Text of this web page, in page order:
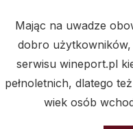
Mając na uwadze
dobro
serwisu wineport.pl
pełnoletnich, dlatego
wiek osób